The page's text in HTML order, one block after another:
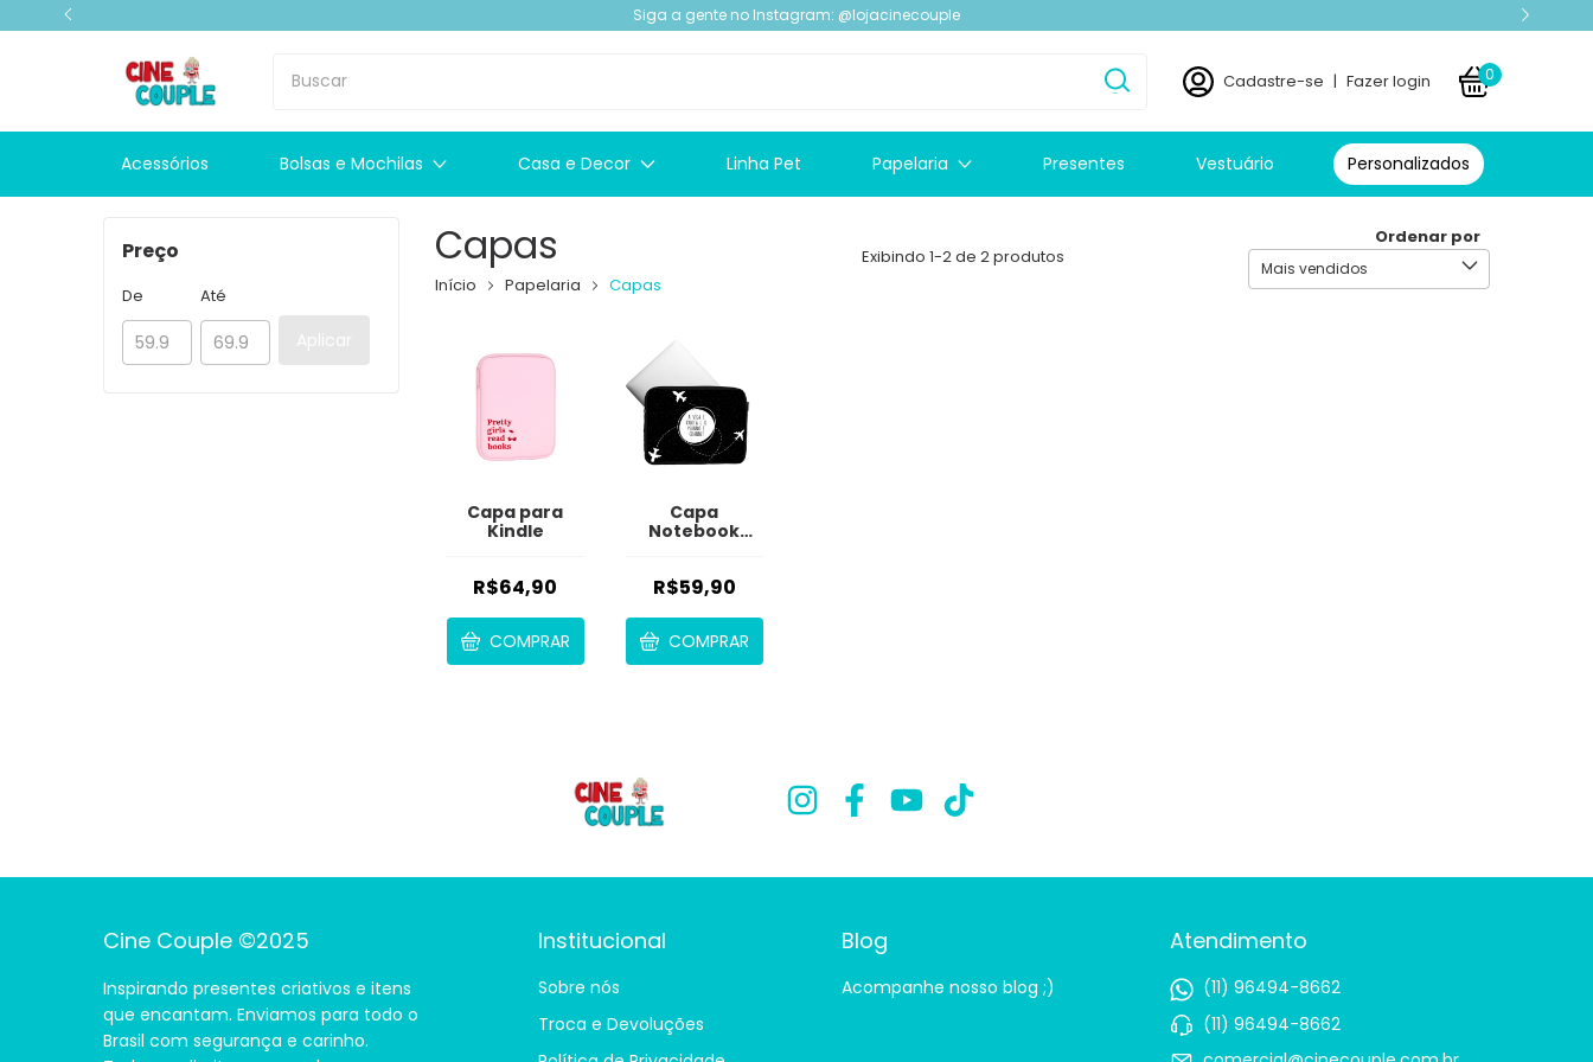
Siga a gente no Instagram: @lojacinecouple
Cadastre-se | Fazer login 0
Acessórios Bolsas e Mochilas Casa e Decor Linha Pet Papelaria Presentes Vestuário Personalizados
Preço
De Até
Aplicar
Capas
Início Papelaria Capas
Exibindo 1-2 de 2 produtos
Ordenar por
Capa para
Kindle
R$64,90
COMPRAR
Capa
Notebook
R$59,90
COMPRAR
Cine Couple ©2025
Inspirando presentes criativos e itens
que encantam. Enviamos para todo o
Brasil com segurança e carinho.
Institucional
Sobre nós
Troca e Devoluções
Blog
Acompanhe nosso blog ;)
Atendimento
(11) 96494-8662
(11) 96494-8662